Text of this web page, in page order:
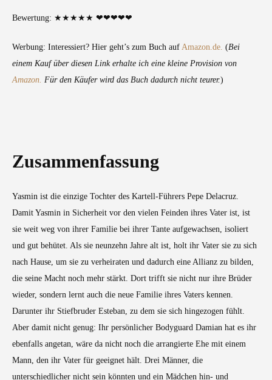
Bewertung: ★★★★★ ❤❤❤❤❤
Werbung: Interessiert? Hier geht’s zum Buch auf Amazon.de. (Bei
einem Kauf über diesen Link erhalte ich eine kleine Provision von
Amazon. Für den Käufer wird das Buch dadurch nicht teurer.)
Zusammenfassung
Yasmin ist die einzige Tochter des Kartell-Führers Pepe Delacruz.
Damit Yasmin in Sicherheit vor den vielen Feinden ihres Vater ist, ist
sie weit weg von ihrer Familie bei ihrer Tante aufgewachsen, isoliert
und gut behütet. Als sie neunzehn Jahre alt ist, holt ihr Vater sie zu sich
nach Hause, um sie zu verheiraten und dadurch eine Allianz zu bilden,
die seine Macht noch mehr stärkt. Dort trifft sie nicht nur ihre Brüder
wieder, sondern lernt auch die neue Familie ihres Vaters kennen.
Darunter ihr Stiefbruder Esteban, zu dem sie sich hingezogen fühlt.
Aber damit nicht genug: Ihr persönlicher Bodyguard Damian hat es ihr
ebenfalls angetan, wäre da nicht noch die arrangierte Ehe mit einem
Mann, den ihr Vater für geeignet hält. Drei Männer, die
unterschiedlicher nicht sein könnten und ein Mädchen hin- und